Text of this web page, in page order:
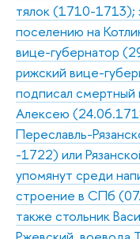
тялок (1710-1713);
поселению на
вице-губернатор
рижский вице-
подписал смертный
Алексею
Переславль-
-1722) или
упомянут среди
строение в СПб
также стольник